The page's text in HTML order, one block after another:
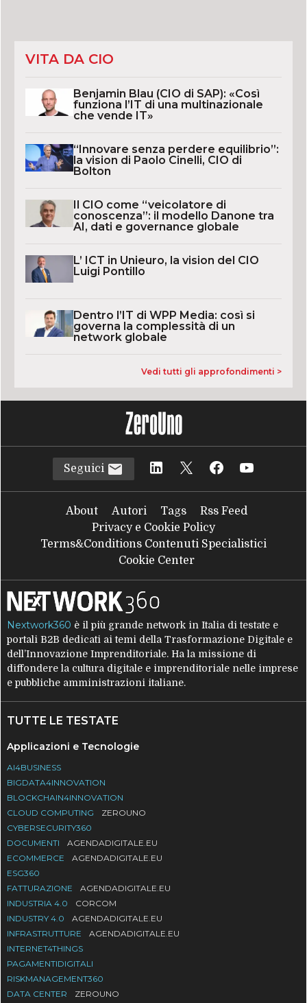
VITA DA CIO
Benjamin Blau (CIO di SAP): «Così
funziona l’IT di una multinazionale
che vende IT»
“Innovare senza perdere equilibrio”:
la vision di Paolo Cinelli, CIO di
Bolton
Il CIO come “veicolatore di
conoscenza”: il modello Danone tra
AI, dati e governance globale
L’ ICT in Unieuro, la vision del CIO
Luigi Pontillo
Dentro l’IT di WPP Media: così si
governa la complessità di un
network globale
Vedi tutti gli approfondimenti >
Seguici
About Autori Tags
Rss Feed
Privacy e Cookie Policy
Terms&Conditions Contenuti Specialistici
Cookie Center
Nextwork360 è il più grande network in Italia di testate e
portali B2B dedicati ai temi della Trasformazione Digitale e
dell’Innovazione Imprenditoriale. Ha la missione di
diffondere la cultura digitale e imprenditoriale nelle imprese
e pubbliche amministrazioni italiane.
TUTTE LE TESTATE
Applicazioni e Tecnologie
AI4BUSINESS
BIGDATA4INNOVATION
BLOCKCHAIN4INNOVATION
CLOUD COMPUTING
ZEROUNO
CYBERSECURITY360
DOCUMENTI
AGENDADIGITALE.EU
ECOMMERCE
AGENDADIGITALE.EU
ESG360
FATTURAZIONE
AGENDADIGITALE.EU
INDUSTRIA 4.0
CORCOM
INDUSTRY 4.0
AGENDADIGITALE.EU
INFRASTRUTTURE
AGENDADIGITALE.EU
INTERNET4THINGS
PAGAMENTIDIGITALI
RISKMANAGEMENT360
DATA CENTER
ZEROUNO